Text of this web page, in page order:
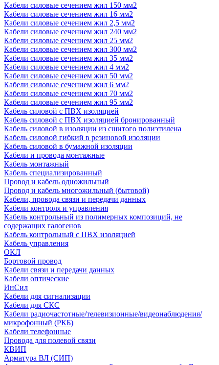
Кабели силовые сечением жил 150 мм2
Кабели силовые сечением жил 16 мм2
Кабели силовые сечением жил 2,5 мм2
Кабели силовые сечением жил 240 мм2
Кабели силовые сечением жил 25 мм2
Кабели силовые сечением жил 300 мм2
Кабели силовые сечением жил 35 мм2
Кабели силовые сечением жил 4 мм2
Кабели силовые сечением жил 50 мм2
Кабели силовые сечением жил 6 мм2
Кабели силовые сечением жил 70 мм2
Кабели силовые сечением жил 95 мм2
Кабель силовой с ПВХ изоляцией
Кабель силовой с ПВХ изоляцией бронированный
Кабель силовой в изоляции из сшитого полиэтилена
Кабель силовой гибкий в резиновой изоляции
Кабель силовой в бумажной изоляции
Кабели и провода монтажные
Кабель монтажный
Кабель специализированный
Провод и кабель одножильный
Провод и кабель многожильный (бытовой)
Кабели, провода связи и передачи данных
Кабели контроля и управления
Кабель контрольный из полимерных композиций, не
содержащих галогенов
Кабель контрольный с ПВХ изоляцией
Кабель управления
ОКЛ
Бортовой провод
Кабели связи и передачи данных
Кабели оптические
ИнСил
Кабели для сигнализации
Кабели для СКС
Кабели радиочастотные/телевизионные/видеонаблюдения/
микрофонный (РКБ)
Кабели телефонные
Провода для полевой связи
КВИП
Арматура ВЛ (СИП)